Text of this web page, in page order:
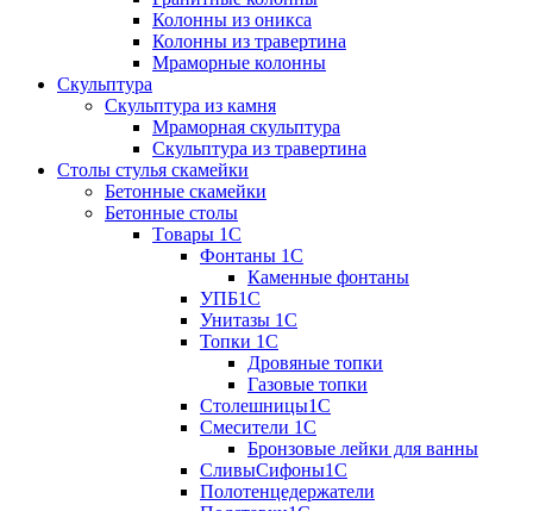
Колонны из оникса
Колонны из травертина
Мраморные колонны
Скульптура
Скульптура из камня
Мраморная скульптура
Скульптура из травертина
Столы стулья скамейки
Бетонные скамейки
Бетонные столы
Tовары 1C
Фонтаны 1C
Каменные фонтаны
УПБ1С
Унитазы 1С
Топки 1С
Дровяные топки
Газовые топки
Столешницы1С
Смесители 1С
Бронзовые лейки для ванны
СливыСифоны1С
Полотенцедержатели